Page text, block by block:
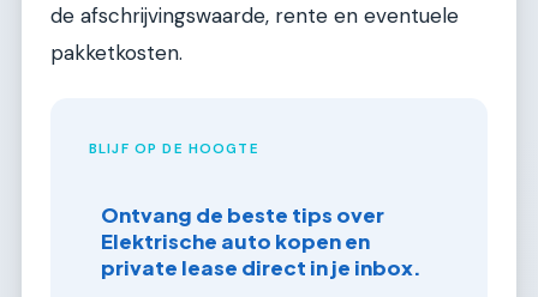
de afschrijvingswaarde, rente en eventuele
pakketkosten.
BLIJF OP DE HOOGTE
Ontvang de beste tips over
Elektrische auto kopen en
private lease direct in je inbox.